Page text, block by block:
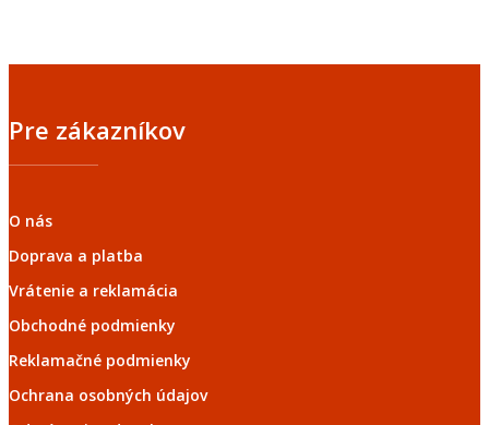
Pre zákazníkov
O nás
Doprava a platba
Vrátenie a reklamácia
Obchodné podmienky
Reklamačné podmienky
Ochrana osobných údajov